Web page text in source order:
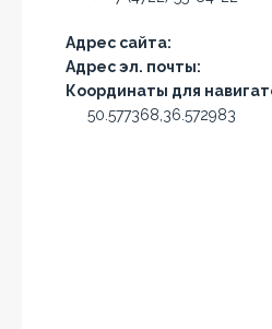
Адрес сайта:
Адрес эл. почты:
Координаты для
50.577368,36.572983